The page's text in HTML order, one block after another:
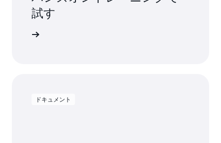
試す
ドキュメント